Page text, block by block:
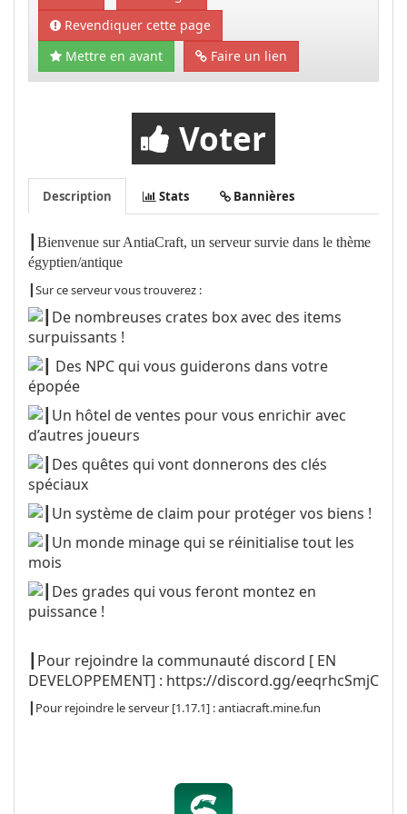
Revendiquer cette page
Mettre en avant
Faire un lien
Voter
Description Stats Bannières
┃Bienvenue sur AntiaCraft, un serveur survie dans le thème
égyptien/antique
┃Sur ce serveur vous trouverez :
┃De nombreuses crates box avec des items
surpuissants !
┃ Des NPC qui vous guiderons dans votre
épopée
┃Un hôtel de ventes pour vous enrichir avec
d’autres joueurs
┃Des quêtes qui vont donnerons des clés
spéciaux
┃Un système de claim pour protéger vos biens !
┃Un monde minage qui se réinitialise tout les
mois
┃Des grades qui vous feront montez en
puissance !
┃Pour rejoindre la communauté discord [ EN
DEVELOPPEMENT] : https://discord.gg/eeqrhcSmjC
┃Pour rejoindre le serveur [1.17.1] : antiacraft.mine.fun